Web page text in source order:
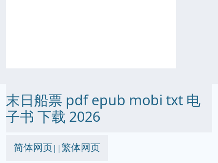
末日船票 pdf epub mobi txt 电
子书 下载 2026
简体网页||繁体网页